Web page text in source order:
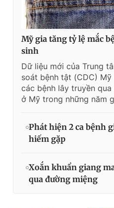
Mỹ gia tăng tỷ lệ mắc
sinh
Dữ liệu mới của Trung
soát bệnh tật (CDC)
các bệnh lây truyền
ở Mỹ trong những năm
Phát hiện 2 ca bệnh
hiếm gặp
Xoắn khuẩn giang
qua đường miệng